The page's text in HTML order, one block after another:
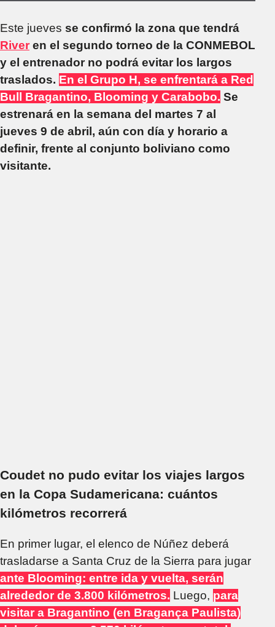
Este jueves se confirmó la zona que tendrá
River en el segundo torneo de la CONMEBOL
y el entrenador no podrá evitar los largos
traslados. En el Grupo H, se enfrentará a Red
Bull Bragantino, Blooming y Carabobo. Se
estrenará en la semana del martes 7 al
jueves 9 de abril, aún con día y horario a
definir, frente al conjunto boliviano como
visitante.
Coudet no pudo evitar los viajes largos
en la Copa Sudamericana: cuántos
kilómetros recorrerá
En primer lugar, el elenco de Núñez deberá
trasladarse a Santa Cruz de la Sierra para jugar
ante Blooming: entre ida y vuelta, serán
alrededor de 3.800 kilómetros. Luego, para
visitar a Bragantino (en Bragança Paulista)